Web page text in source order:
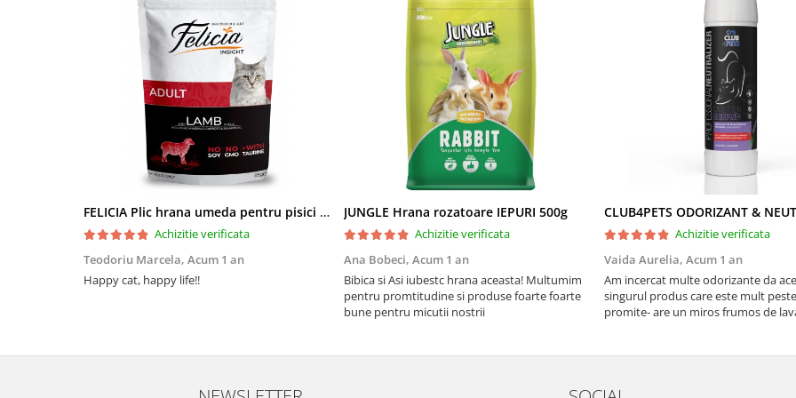
FELICIA Plic hrana umeda pentru pisici adulte, cu Miel, Set 12x85g
Achizitie verificata
Teodoriu Marcela, Acum 1 an
Happy cat, happy life!!
JUNGLE Hrana rozatoare IEPURI 500g
Achizitie verificata
Ana Bobeci, Acum 1 an
Bibica si Asi iubestc hrana aceasta! Multumim
pentru promtitudine si produse foarte foarte
bune pentru micutii nostrii
Achizitie verificata
Vaida Aurelia, Acum 1 an
Am incercat multe odorizante da
singurul produs care este mult
promite- are un miros frumos de